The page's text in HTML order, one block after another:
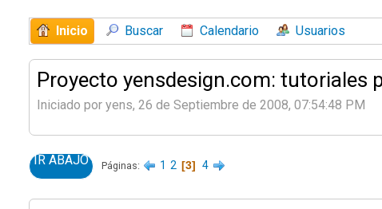
Inicio Buscar Calendario Usuarios
Proyecto yensdesign.com: tutoriales
Iniciado por yens, 26 de Septiembre de 2008, 07:54:48 PM
IR ABAJO Páginas 1 2 3 4